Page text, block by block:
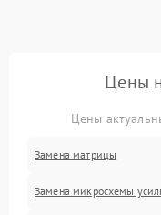
Цены
Цены
Замена матрицы
Замена микросхемы